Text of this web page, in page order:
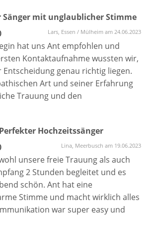
hat diese somit für uns perfekt
Gästen kam im Nachhinein
positives Feedback und lobende
Ant in unserem Freundeskreis
zuletzt gehört haben.
Hochzeitssänger
Lina, Meerbusch am 19.06.2023
unsere freie Trauung als auch
2 Stunden begleitet und es
schön. Ant hat eine
Stimme und macht wirklich alles
war super easy und
hat sogar extra ein Lied für uns
können Anthony nur empfehlen!
Musiker und Mensch
Armin, Willich/Tönisvorst am 31.05.2023
Hochzeit innerhalb unserer
Sektempfang grandios begleitet.
begeistert. Aus diesem Grund
zur 2. Hochzeit und wir sind
worden. Er ist ein wunderbarer
Wünsche offen lässt. Danke Ant !!!